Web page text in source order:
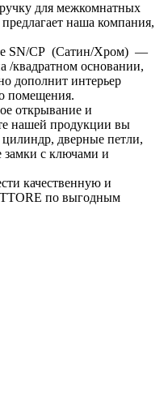
для межкомнатных
наша компания,
SN/CP (Сатин/Хром) —
/квадратном основании,
дополнит интерьер
помещения.
открывание и
нашей продукции вы
дверные петли,
с ключами и
качественную и
по выгодным